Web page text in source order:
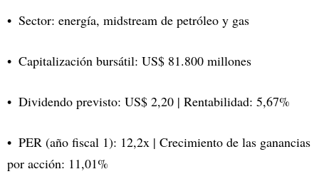
Sector: energía, midstream de petróleo y gas
Capitalización bursátil: US$ 81.800 millones
Dividendo previsto: US$ 2,20 | Rentabilidad: 5,67%
PER (año fiscal 1): 12,2x | Crecimiento de las ganancias
por acción: 11,01%